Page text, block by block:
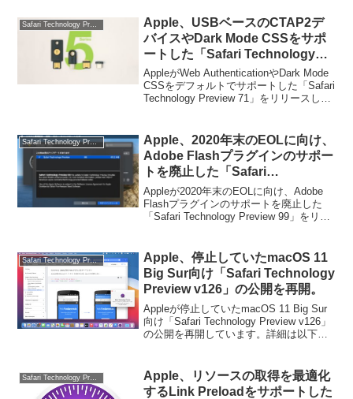
Apple、USBベースのCTAP2デ
バイスやDark Mode CSSをサポ
ートした「Safari Technology
Preview 71」をリリース。
AppleがWeb AuthenticationやDark Mode
CSSをデフォルトでサポートした「Safari
Technology Preview 71」をリリースして
Safari Technology Preview
Apple、2020年末のEOLに向け、
Adobe Flashプラグインのサポー
トを廃止した「Safari
Technology Preview 99」をリリ
ース。
Appleが2020年末のEOLに向け、Adobe
Flashプラグインのサポートを廃止した
「Safari Technology Preview 99」をリリ
Safari Technology Preview
Apple、停止していたmacOS 11
Big Sur向け「Safari Technology
Preview v126」の公開を再開。
Appleが停止していたmacOS 11 Big Sur
向け「Safari Technology Preview v126」
の公開を再開しています。詳細は以下か
Apple、リソースの取得を最適化
するLink Preloadをサポートした